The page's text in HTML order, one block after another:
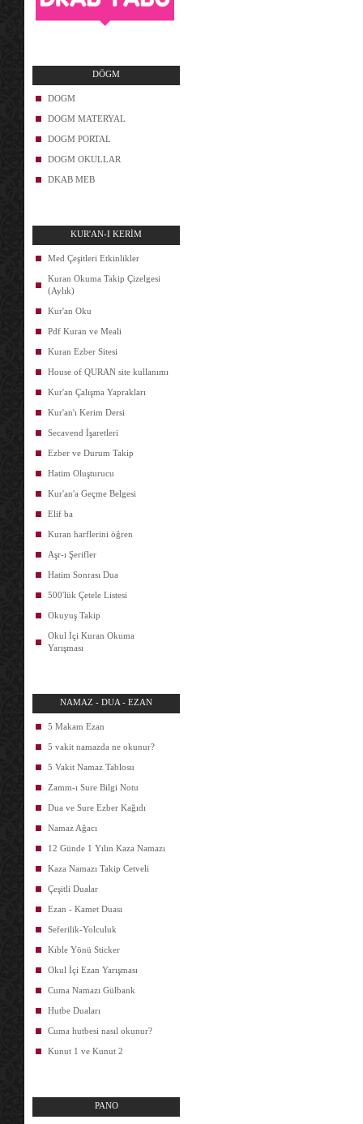
DÖGM
DOGM
DOGM MATERYAL
DOGM PORTAL
DOGM OKULLAR
DKAB MEB
KUR'AN-I KERİM
Med Çeşitleri Etkinlikler
Kuran Okuma Takip Çizelgesi
(Aylık)
Kur'an Oku
Pdf Kuran ve Meali
Kuran Ezber Sitesi
House of QURAN site kullanımı
Kur'an Çalışma Yaprakları
Kur'an'ı Kerim Dersi
Secavend İşaretleri
Ezber ve Durum Takip
Hatim Oluşturucu
Kur'an'a Geçme Belgesi
Elif ba
Kuran harflerini öğren
Aşr-ı Şerifler
Hatim Sonrası Dua
500'lük Çetele Listesi
Okuyuş Takip
Okul İçi Kuran Okuma
Yarışması
NAMAZ - DUA - EZAN
5 Makam Ezan
5 vakit namazda ne okunur?
5 Vakit Namaz Tablosu
Zamm-ı Sure Bilgi Notu
Dua ve Sure Ezber Kağıdı
Namaz Ağacı
12 Günde 1 Yılın Kaza Namazı
Kaza Namazı Takip Cetveli
Çeşitli Dualar
Ezan - Kamet Duası
Seferilik-Yolculuk
Kıble Yönü Sticker
Okul İçi Ezan Yarışması
Cuma Namazı Gülbank
Hutbe Duaları
Cuma hutbesi nasıl okunur?
Kunut 1 ve Kunut 2
PANO